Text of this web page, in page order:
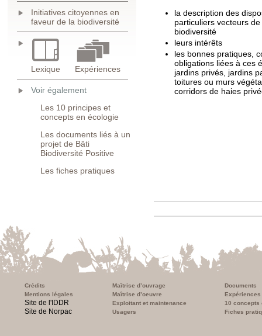
Initiatives citoyennes en
faveur de la biodiversité
Lexique Expériences
Voir également
Les 10 principes et
concepts en écologie
Les documents liés à un
projet de Bâti
Biodiversité Positive
Les fiches pratiques
la description des
particuliers vecteurs de
biodiversité
leurs intérêts
les bonnes pratiques,
obligations liées à ces
jardins privés, jardins
toitures ou murs
corridors de haies
Crédits
Mentions légales
Site de l'IDDR
Site de Norpac
Maîtrise d’ouvrage
Maîtrise d’oeuvre
Exploitant et maintenance
Usagers
Documents
Expériences
10 concepts
Fiches